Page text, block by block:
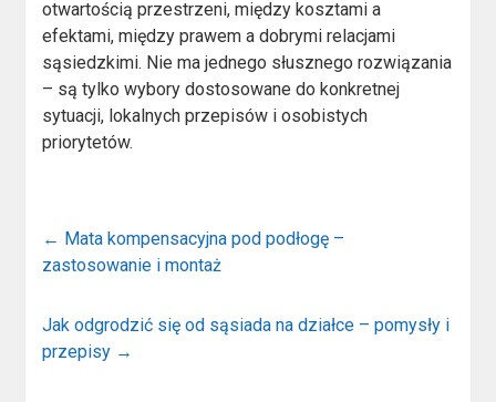
otwartością przestrzeni, między kosztami a
efektami, między prawem a dobrymi relacjami
sąsiedzkimi. Nie ma jednego słusznego rozwiązania
– są tylko wybory dostosowane do konkretnej
sytuacji, lokalnych przepisów i osobistych
priorytetów.
← Mata kompensacyjna pod podłogę –
zastosowanie i montaż
Jak odgrodzić się od sąsiada na działce – pomysły i
przepisy →